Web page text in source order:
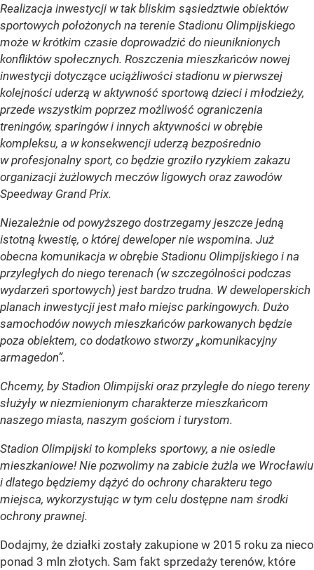
Realizacja inwestycji w tak bliskim sąsiedztwie obiektów
sportowych położonych na terenie Stadionu Olimpijskiego
może w krótkim czasie doprowadzić do nieuniknionych
konfliktów społecznych. Roszczenia mieszkańców nowej
inwestycji dotyczące uciążliwości stadionu w pierwszej
kolejności uderzą w aktywność sportową dzieci i młodzieży,
przede wszystkim poprzez możliwość ograniczenia
treningów, sparingów i innych aktywności w obrębie
kompleksu, a w konsekwencji uderzą bezpośrednio
w profesjonalny sport, co będzie groziło ryzykiem zakazu
organizacji żużlowych meczów ligowych oraz zawodów
Speedway Grand Prix.
Niezależnie od powyższego dostrzegamy jeszcze jedną
istotną kwestię, o której deweloper nie wspomina. Już
obecna komunikacja w obrębie Stadionu Olimpijskiego i na
przyległych do niego terenach (w szczególności podczas
wydarzeń sportowych) jest bardzo trudna. W deweloperskich
planach inwestycji jest mało miejsc parkingowych. Dużo
samochodów nowych mieszkańców parkowanych będzie
poza obiektem, co dodatkowo stworzy „komunikacyjny
armagedon”.
Chcemy, by Stadion Olimpijski oraz przyległe do niego tereny
służyły w niezmienionym charakterze mieszkańcom
naszego miasta, naszym gościom i turystom.
Stadion Olimpijski to kompleks sportowy, a nie osiedle
mieszkaniowe! Nie pozwolimy na zabicie żużla we Wrocławiu
i dlatego będziemy dążyć do ochrony charakteru tego
miejsca, wykorzystując w tym celu dostępne nam środki
ochrony prawnej.
Dodajmy, że działki zostały zakupione w 2015 roku za nieco
ponad 3 mln złotych. Sam fakt sprzedaży terenów, które